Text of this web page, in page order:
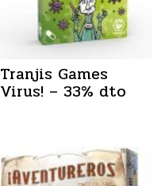
Tranjis Games
Virus! – 33% dto